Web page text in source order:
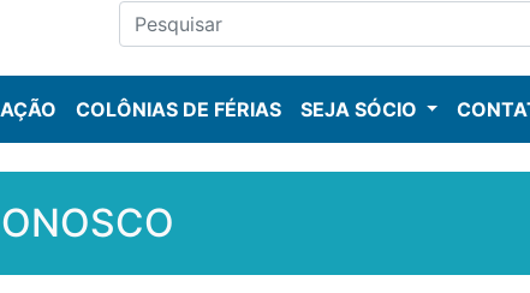
COLÔNIAS DE FÉRIAS SEJA SÓCIO